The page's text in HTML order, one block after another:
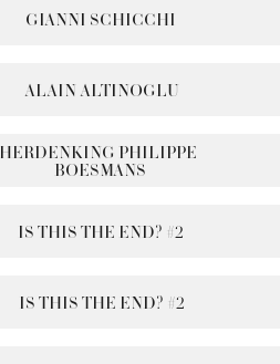
GIANNI SCHICCHI
ALAIN ALTINOGLU
HERDENKING PHILIPPE
BOESMANS
IS THIS THE END? #2
IS THIS THE END? #2